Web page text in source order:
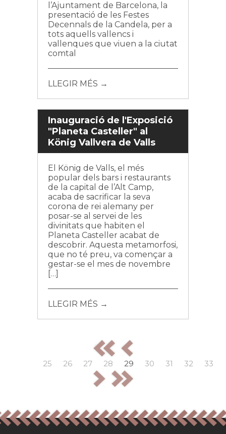
l’Ajuntament de Barcelona, la
presentació de les Festes
Decennals de la Candela, per a
tots aquells vallencs i
vallenques que viuen a la ciutat
comtal
LLEGIR MÉS →
Inauguració de l'Exposició
"Planeta Casteller" al
König Vallvera de Valls
El König de Valls, el més
popular dels bars i restaurants
de la capital de l’Alt Camp,
acaba de sacrificar la seva
corona de rei alemany per
posar-se al servei de les
divinitats que habiten el
Planeta Casteller acabat de
descobrir. Aquesta metamorfosi,
que no té preu, va començar a
gestar-se el mes de novembre
[…]
LLEGIR MÉS →
25 26 27 28 29 30 31 32 33